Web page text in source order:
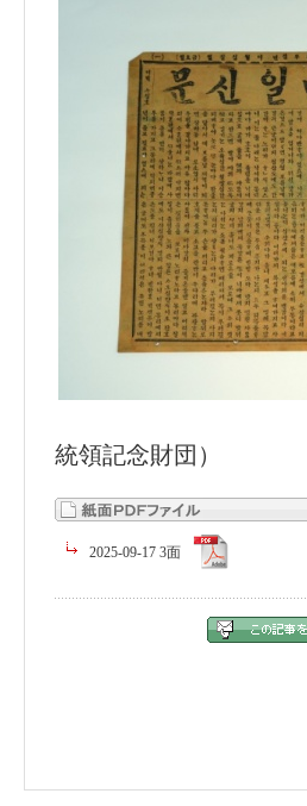
統領記念財団）
2025-09-17 3面